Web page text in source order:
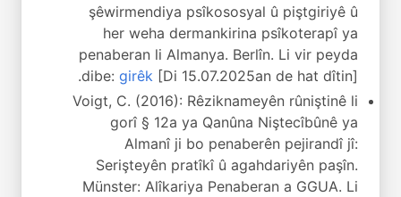
şêwirmendiya psîkososyal û piştgiriyê û
her weha dermankirina psîkoterapî ya
penaberan li Almanya. Berlîn. Li vir peyda
dibe: girêk [Di 15.07.2025an de hat dîtin].
Voigt, C. (2016): Rêziknameyên rûniştinê li
gorî § 12a ya Qanûna Niştecîbûnê ya
Almanî ji bo penaberên pejirandî jî:
Serişteyên pratîkî û agahdariyên paşîn.
Münster: Alîkariya Penaberan a GGUA. Li